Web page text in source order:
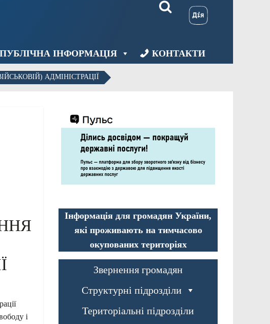
ПУБЛІЧНА ІНФОРМАЦІЯ КОНТАКТИ
АДМІНІСТРАЦІЇ
і
Інформація для громадян України,
які проживають на тимчасово
окупованих територіях
Звернення громадян
Структурні підрозділи
Територіальні підрозділи